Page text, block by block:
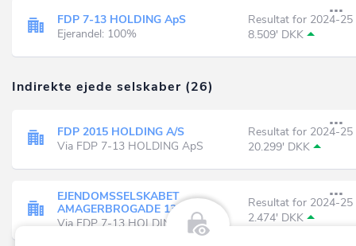
FDP 7-13 HOLDING ApS
Ejerandel: 100%
Resultat for 2024-25
8.509' DKK
Indirekte ejede selskaber (26)
FDP 2015 HOLDING A/S
Via FDP 7-13 HOLDING ApS
Resultat for 2024-25
20.299' DKK
EJENDOMSSELSKABET
AMAGERBROGADE 132 A/S
Via FDP 7-13 HOLDING ApS
Resultat for 2024-25
2.474' DKK